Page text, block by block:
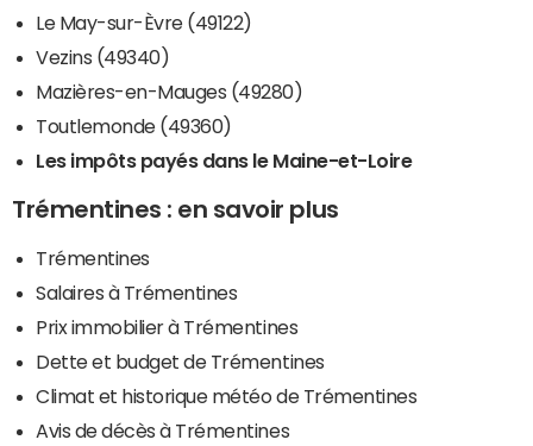
Le May-sur-Èvre (49122)
Vezins (49340)
Mazières-en-Mauges (49280)
Toutlemonde (49360)
Les impôts payés dans le Maine-et-Loire
Trémentines : en savoir plus
Trémentines
Salaires à Trémentines
Prix immobilier à Trémentines
Dette et budget de Trémentines
Climat et historique météo de Trémentines
Avis de décès à Trémentines